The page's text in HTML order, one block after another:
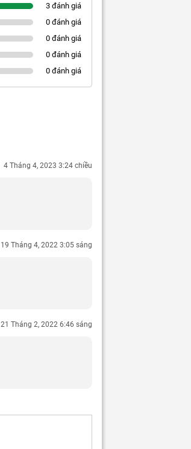
3 đánh giá
0 đánh giá
0 đánh giá
0 đánh giá
0 đánh giá
4 Tháng 4, 2023 3:24 chiều
19 Tháng 4, 2022 3:05 sáng
21 Tháng 2, 2022 6:46 sáng